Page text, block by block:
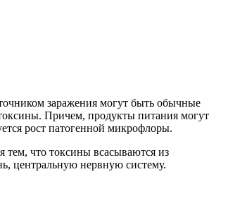
заражения могут быть обычные
Причем, продукты питания могут
рост патогенной микрофлоры.
тем, что токсины всасываются из
центральную нервную систему.